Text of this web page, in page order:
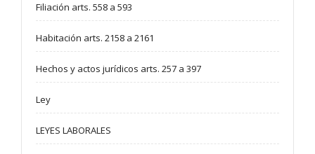
Filiación arts. 558 a 593
Habitación arts. 2158 a 2161
Hechos y actos jurídicos arts. 257 a 397
Ley
LEYES LABORALES